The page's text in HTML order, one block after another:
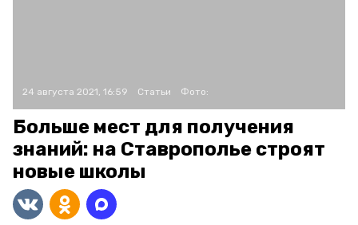
24 августа 2021, 16:59 Статьи Фото:
Больше мест для получения
знаний: на Ставрополье строят
новые школы